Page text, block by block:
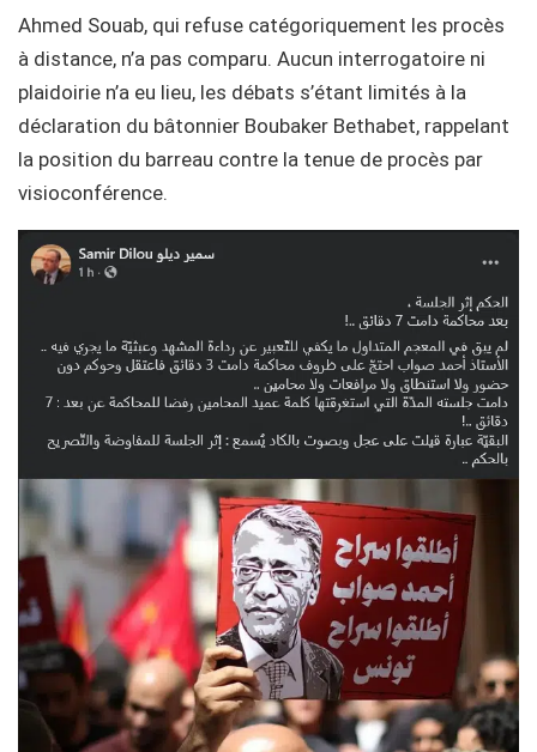
Ahmed Souab, qui refuse catégoriquement les procès
à distance, n’a pas comparu. Aucun interrogatoire ni
plaidoirie n’a eu lieu, les débats s’étant limités à la
déclaration du bâtonnier Boubaker Bethabet, rappelant
la position du barreau contre la tenue de procès par
visioconférence.